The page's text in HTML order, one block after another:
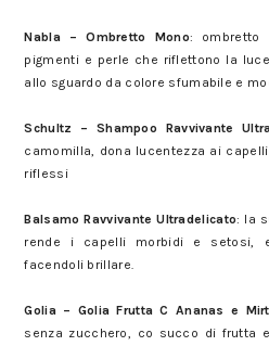
Nabla – Ombretto Mono: ombretto
pigmenti e perle che riflettono la
allo sguardo da colore sfumabile e
Schultz – Shampoo Ravvivante
camomilla, dona lucentezza ai
riflessi
Balsamo Ravvivante Ultradelicato: la
rende i capelli morbidi e setosi,
facendoli brillare.
Golia – Golia Frutta C Ananas e
senza zucchero, co succo di frutta